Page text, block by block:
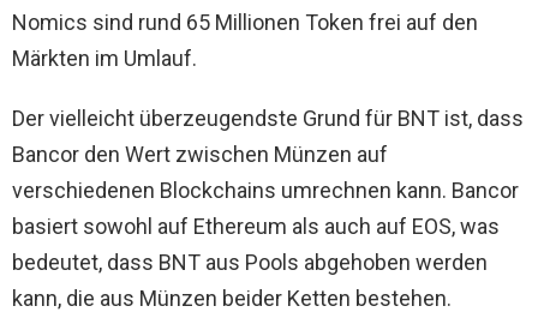
Nomics sind rund 65 Millionen Token frei auf den
Märkten im Umlauf.
Der vielleicht überzeugendste Grund für BNT ist, dass
Bancor den Wert zwischen Münzen auf
verschiedenen Blockchains umrechnen kann. Bancor
basiert sowohl auf Ethereum als auch auf EOS, was
bedeutet, dass BNT aus Pools abgehoben werden
kann, die aus Münzen beider Ketten bestehen.